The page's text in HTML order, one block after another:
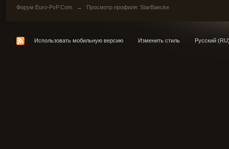
Форум Euro-PvP.Com → Просмотр профиля: StarBaecke
Использовать мобильную версию Изменить стиль Русский